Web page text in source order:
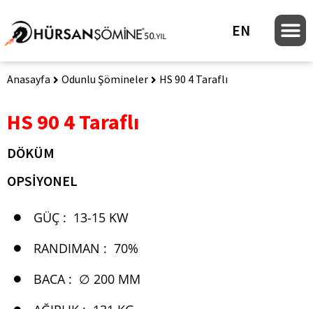
EN
Anasayfa Odunlu Şömineler HS 90 4 Taraflı
HS 90 4 Taraflı
DÖKÜM
OPSİYONEL
GÜÇ : 13-15 KW
RANDIMAN : 70%
BACA : ∅ 200 MM